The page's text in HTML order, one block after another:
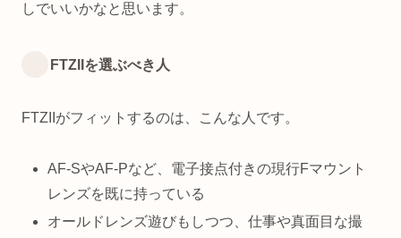
しでいいかなと思います。
FTZIIを選ぶべき人
FTZIIがフィットするのは、こんな人です。
AF-SやAF-Pなど、電子接点付きの現行Fマウント
レンズを既に持っている
オールドレンズ遊びもしつつ、仕事や真面目な撮